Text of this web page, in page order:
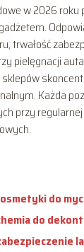
w 2026 roku
trwałość
pielęgnacji
Każda
przy
do
do